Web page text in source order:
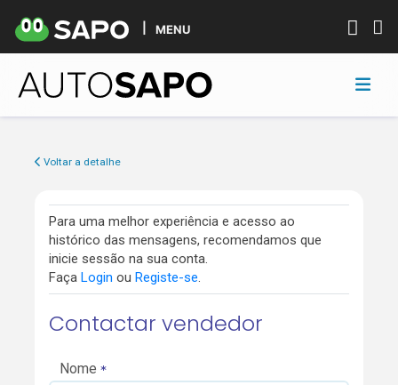
MENU
Voltar a detalhe
Para uma melhor experiência e acesso ao
histórico das mensagens, recomendamos que
inicie sessão na sua conta.
Faça Login ou Registe-se.
Contactar vendedor
Nome